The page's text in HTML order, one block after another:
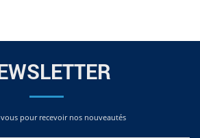
vous pour recevoir nos nouveautés